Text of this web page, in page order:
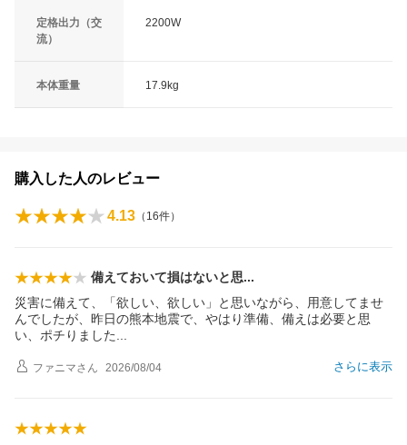
定格出力（交
流）
2200W
本体重量 17.9kg
購入した人のレビュー
4.13 （ 16件）
備えておいて損はないと思
災害に備えて、「欲しい、欲しい」と思いながら、用意してませ
んでしたが、昨日の熊本地震で、やはり準備、備えは必要と思
い、ポチりました
さらに表示
ファニマさん 2026/08/04